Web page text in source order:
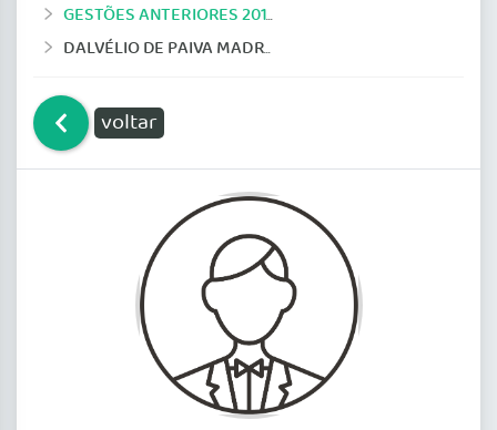
GESTÕES ANTERIORES 2014-2019
DALVÉLIO DE PAIVA MADRUGA
voltar